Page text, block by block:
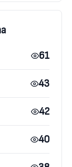
61
43
42
40